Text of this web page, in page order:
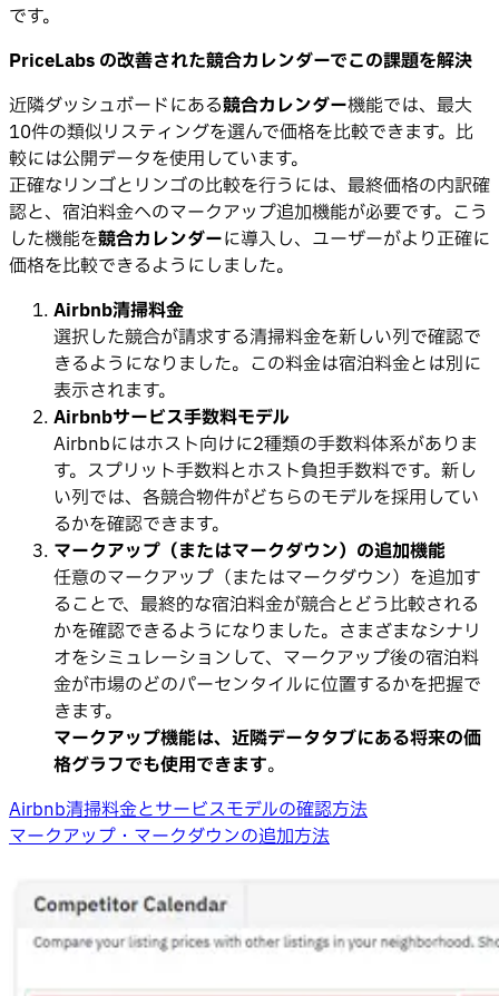
です。
PriceLabs の改善された競合カレンダーでこの課題を解決
近隣ダッシュボードにある競合カレンダー機能では、最大
10件の類似リスティングを選んで価格を比較できます。比
較には公開データを使用しています。
正確なリンゴとリンゴの比較を行うには、最終価格の内訳確
認と、宿泊料金へのマークアップ追加機能が必要です。こう
した機能を競合カレンダーに導入し、ユーザーがより正確に
価格を比較できるようにしました。
Airbnb清掃料金
選択した競合が請求する清掃料金を新しい列で確認で
きるようになりました。この料金は宿泊料金とは別に
表示されます。
Airbnbサービス手数料モデル
Airbnbにはホスト向けに2種類の手数料体系がありま
す。スプリット手数料とホスト負担手数料です。新し
い列では、各競合物件がどちらのモデルを採用してい
るかを確認できます。
マークアップ（またはマークダウン）の追加機能
任意のマークアップ（またはマークダウン）を追加す
ることで、最終的な宿泊料金が競合とどう比較される
かを確認できるようになりました。さまざまなシナリ
オをシミュレーションして、マークアップ後の宿泊料
金が市場のどのパーセンタイルに位置するかを把握で
きます。
マークアップ機能は、近隣データタブにある将来の価
格グラフでも使用できます。
Airbnb清掃料金とサービスモデルの確認方法
マークアップ・マークダウンの追加方法